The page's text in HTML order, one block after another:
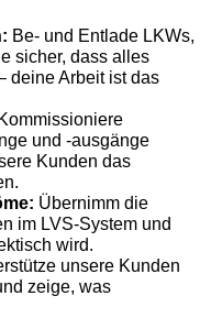
Be- und Entlade LKWs,
sicher, dass alles
deine Arbeit ist das
Kommissioniere
und -ausgänge
Kunden das
Übernimm die
im LVS-System und
wird.
unsere Kunden
zeige, was